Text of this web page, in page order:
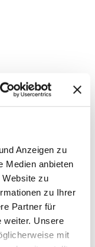
Anzeigen zu
Medien anbieten
Website zu
zu Ihrer
Partner für
weiter. Unsere
mit